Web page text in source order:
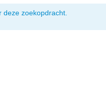
zoekopdracht.